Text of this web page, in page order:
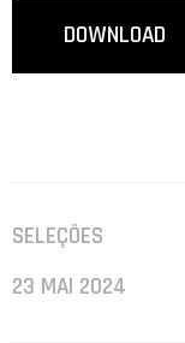
DOWNLOAD
SELEÇÕES
23 MAI 2024